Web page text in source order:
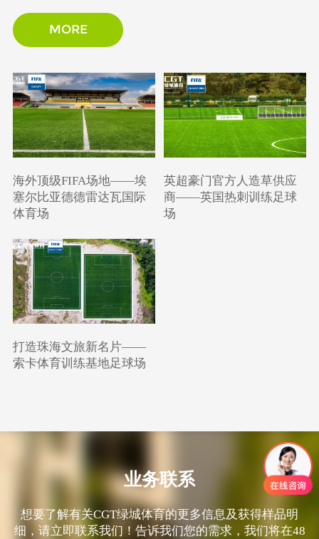
MORE
海外顶级FIFA场地——埃
塞尔比亚德德雷达瓦国际
体育场
英超豪门官方人造草供应
商——英国热刺训练足球
场
打造珠海文旅新名片——
索卡体育训练基地足球场
业务联系
想要了解有关CGT绿城体育的更多信息及获得样品明
细，请立即联系我们！告诉我们您的需求，我们将在48